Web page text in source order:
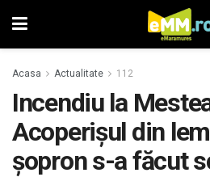
Acasa Actualitate 112
Incendiu la
Acoperișul din
șopron s-a făcut